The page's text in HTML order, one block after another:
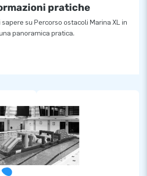
pratiche
su Percorso ostacoli Marina XL in
panoramica pratica.